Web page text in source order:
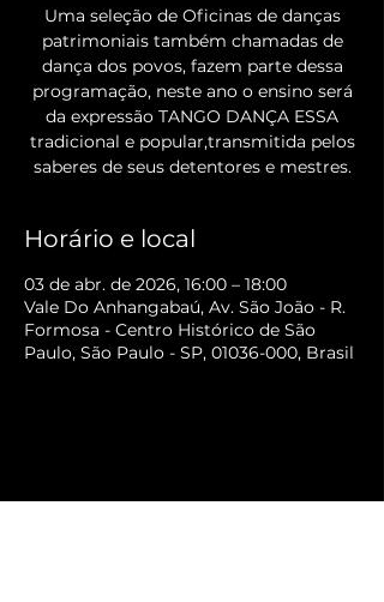
Uma seleção de Oficinas de danças
patrimoniais também chamadas de
dança dos povos, fazem parte dessa
programação, neste ano o ensino será
da expressão TANGO DANÇA ESSA
tradicional e popular,transmitida pelos
saberes de seus detentores e mestres.
Horário e local
03 de abr. de 2026, 16:00 – 18:00
Vale Do Anhangabaú, Av. São João - R.
Formosa - Centro Histórico de São
Paulo, São Paulo - SP, 01036-000, Brasil